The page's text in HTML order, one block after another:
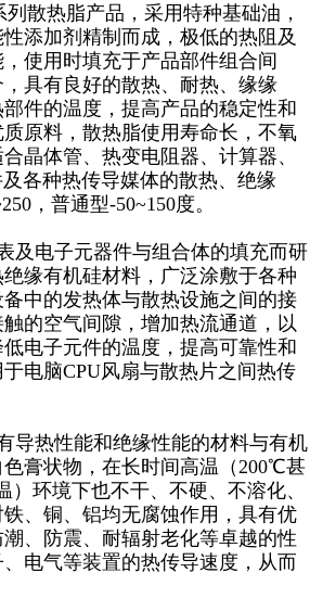
散热脂产品，采用特种基础油，
添加剂精制而成，极低的热阻及
使用时填充于产品部件组合间
具有良好的散热、耐热、缘缘
件的温度，提高产品的稳定性和
原料，散热脂使用寿命长，不氧
晶体管、热变电阻器、计算器、
各种热传导媒体的散热、绝缘
，普通型-50~150度。
及电子元器件与组合体的填充而研
缘有机硅材料，广泛涂敷于各种
中的发热体与散热设施之间的接
的空气间隙，增加热流通道，以
电子元件的温度，提高可靠性和
电脑CPU风扇与散热片之间热传
导热性能和绝缘性能的材料与有机
膏状物，在长时间高温（200℃甚
环境下也不干、不硬、不溶化、
铁、铜、铝均无腐蚀作用，具有优
、防震、耐辐射老化等卓越的性
电气等装置的热传导速度，从而